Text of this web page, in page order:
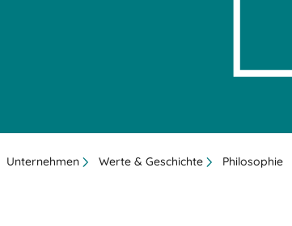
Unternehmen Werte & Geschichte Philosophie